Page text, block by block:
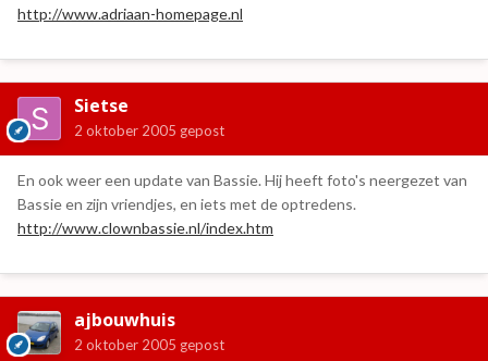
http://www.adriaan-homepage.nl
Sietse
2 oktober 2005 gepost
En ook weer een update van Bassie. Hij heeft foto's neergezet van
Bassie en zijn vriendjes, en iets met de optredens.
http://www.clownbassie.nl/index.htm
ajbouwhuis
2 oktober 2005 gepost